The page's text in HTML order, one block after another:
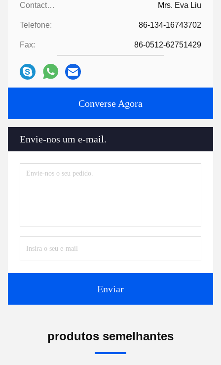
Contactos: Mrs. Eva Liu
Telefone: 86-134-16743702
Fax: 86-0512-62751429
Converse Agora
Envie-nos um e-mail.
Enviar
produtos semelhantes